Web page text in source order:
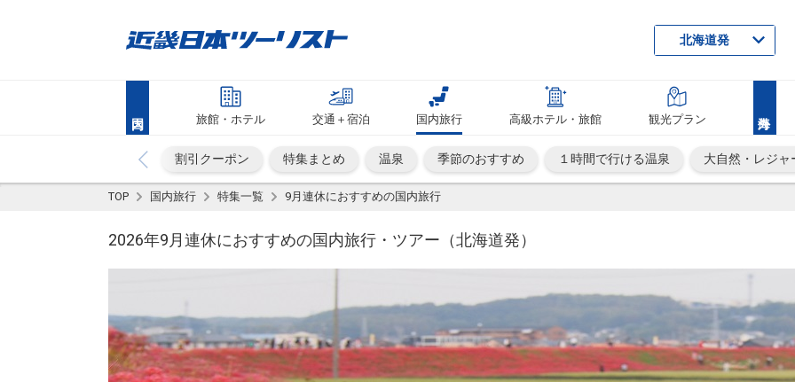
北海道発
旅館・ホテル 交通＋宿泊 国内旅行 高級ホテル・旅館 観光プラン
割引クーポン 特集まとめ 温泉 季節のおすすめ １時間で行ける温泉 大自然・レジャ
TOP 国内旅行 特集一覧 9月連休におすすめの国内旅行
2026年9月連休におすすめの国内旅行・ツアー（北海道発）